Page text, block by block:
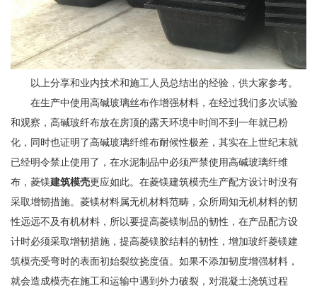
以上分享和业内技术和施工人员总结出的经验，供大家参考。
在生产中使用高碱玻璃丝布作增强材料，在经过我们多次试验
和观察，高碱玻纤布放在房顶的露天环境中时间不到一年就已粉
化，同时也证明了高碱玻璃纤维布耐候性极差，其实在上世纪末就
已经明令禁止使用了，在水泥制品中必须严禁使用高碱玻璃纤维
布，菱镁建筑模壳更应如此。在菱镁建筑模壳生产配方设计时没有
采取增韧措施。菱镁材料属无机材料范畴，众所周知无机材料的韧
性远远不及有机材料，所以要提高菱镁制品的韧性，在产品配方设
计时必须采取增韧措施，提高菱镁胶结料的韧性，增加玻纤菱镁建
筑模壳受弯时的表面初始裂纹挠度值。如果不添加韧度增强材料，
就会造成模壳在施工和运输中遇到外力破裂，对混凝土浇筑过程